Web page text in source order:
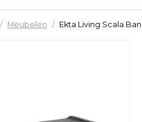
Meubelen Ekta Living Scala